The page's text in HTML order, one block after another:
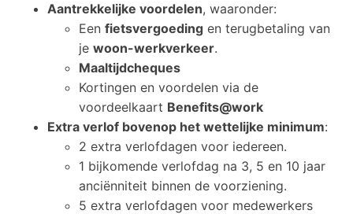
Aantrekkelijke voordelen, waaronder:
Een fietsvergoeding en terugbetaling van
je woon-werkverkeer.
Maaltijdcheques
Kortingen en voordelen via de
voordeelkaart Benefits@work
Extra verlof bovenop het wettelijke minimum:
2 extra verlofdagen voor iedereen.
1 bijkomende verlofdag na 3, 5 en 10 jaar
anciënniteit binnen de voorziening.
5 extra verlofdagen voor medewerkers